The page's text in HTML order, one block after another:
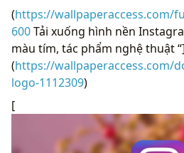
(https://wallpaperaccess.com/
600Tải xuống hình nền
màu tím, tác phẩm nghệ thuật “]
(https://wallpaperaccess.com/
logo-1112309)
[